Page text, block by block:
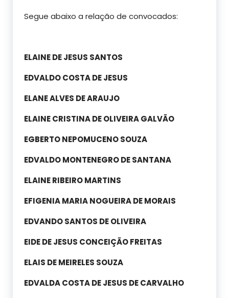
Segue abaixo a relação de convocados:
ELAINE DE JESUS SANTOS
EDVALDO COSTA DE JESUS
ELANE ALVES DE ARAUJO
ELAINE CRISTINA DE OLIVEIRA GALVÃO
EGBERTO NEPOMUCENO SOUZA
EDVALDO MONTENEGRO DE SANTANA
ELAINE RIBEIRO MARTINS
EFIGENIA MARIA NOGUEIRA DE MORAIS
EDVANDO SANTOS DE OLIVEIRA
EIDE DE JESUS CONCEIÇÃO FREITAS
ELAIS DE MEIRELES SOUZA
EDVALDA COSTA DE JESUS DE CARVALHO